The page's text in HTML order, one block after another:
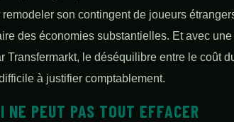
son contingent de joueurs
des économies substantielles. Et avec
Transfermarkt, le déséquilibre entre le coût
à justifier comptablement.
NE PEUT PAS TOUT EFFACER